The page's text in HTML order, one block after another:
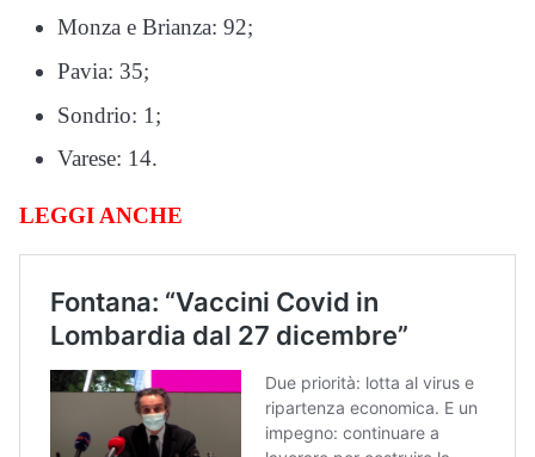
Monza e Brianza: 92;
Pavia: 35;
Sondrio: 1;
Varese: 14.
LEGGI ANCHE